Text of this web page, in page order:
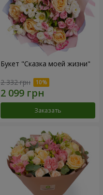
Букет "Сказка моей жизни"
2 332 грн
Заказать